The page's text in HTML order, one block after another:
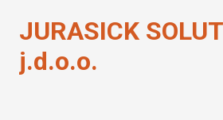
JURASICK
j.d.o.o.